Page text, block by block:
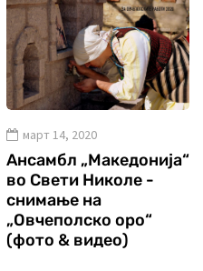
март 14, 2020
Ансамбл „Македонија“
во Свети Николе -
снимање на
„Овчеполско оро“
(фото & видео)